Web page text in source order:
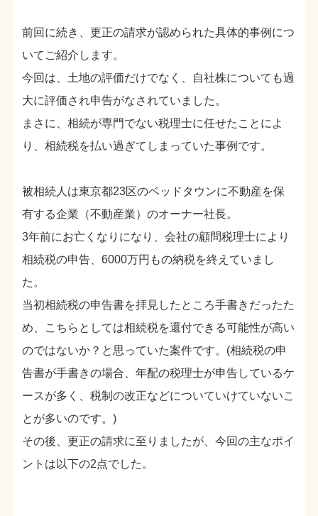
前回に続き、更正の請求が認められた具体的事例につ
いてご紹介します。
今回は、土地の評価だけでなく、自社株についても過
大に評価され申告がなされていました。
まさに、相続が専門でない税理士に任せたことによ
り、相続税を払い過ぎてしまっていた事例です。
被相続人は東京都23区のベッドタウンに不動産を保
有する企業（不動産業）のオーナー社長。
3年前にお亡くなりになり、会社の顧問税理士により
相続税の申告、6000万円もの納税を終えていまし
た。
当初相続税の申告書を拝見したところ手書きだったた
め、こちらとしては相続税を還付できる可能性が高い
のではないか？と思っていた案件です。(相続税の申
告書が手書きの場合、年配の税理士が申告しているケ
ースが多く、税制の改正などについていけていないこ
とが多いのです。)
その後、更正の請求に至りましたが、今回の主なポイ
ントは以下の2点でした。